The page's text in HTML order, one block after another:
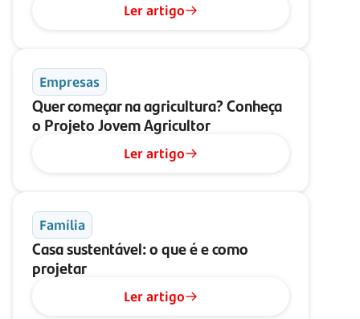
Ler artigo
Empresas
Quer começar na agricultura? Conheça
o Projeto Jovem Agricultor
Ler artigo
Família
Casa sustentável: o que é e como
projetar
Ler artigo